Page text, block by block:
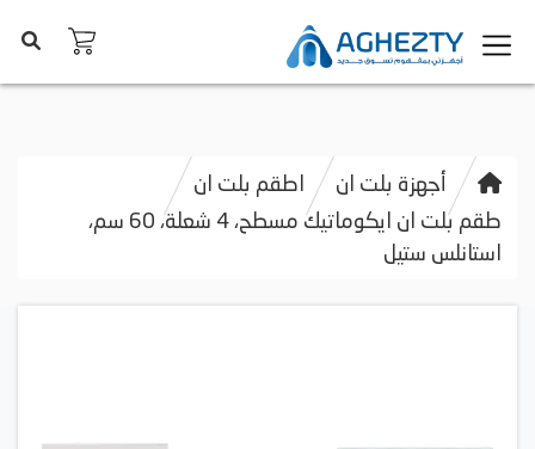
أجهزة بلت ان
اطقم بلت ان
طقم بلت ان ايكوماتيك مسطح، 4 شعلة، 60 سم،
استانلس ستيل